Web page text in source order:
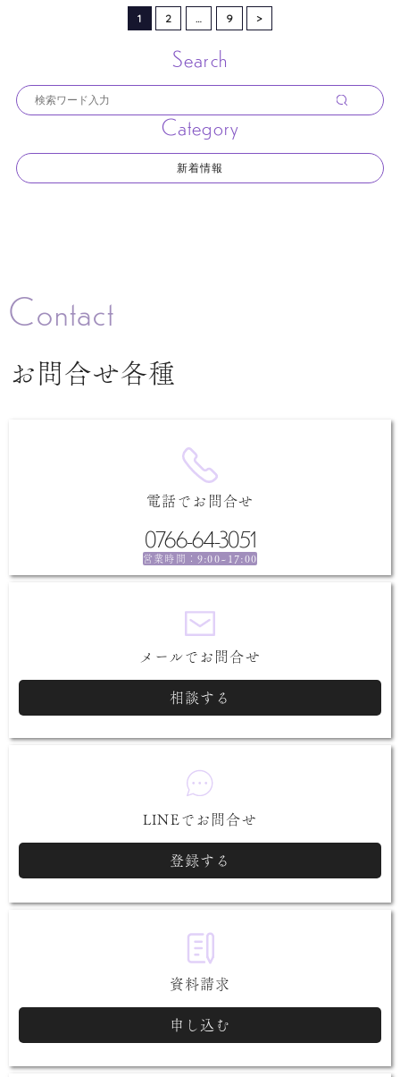
1 2 … 9 >
Search
Category
新着情報
Contact
お問合せ各種
電話でお問合せ
0766-64-3051
営業時間： 9:00~17:00
メールでお問合せ
相談する
LINEでお問合せ
登録する
資料請求
申し込む